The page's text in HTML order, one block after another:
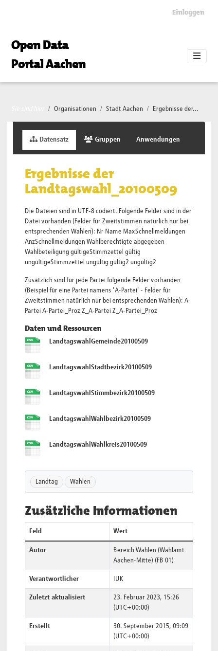
Einloggen
Open Data
Portal Aachen
Organisationen Stadt Aachen Ergebnisse der...
Datensatz Gruppen Anwendungen
Ergebnisse der
Landtagswahl_20100509
Die Dateien sind in UTF-8 codiert. Folgende Felder sind in der
Datei vorhanden (Felder für Zweitstimmen natürlich nur bei
entsprechenden Wahlen): Nr Name MaxSchnellmeldungen
AnzSchnellmeldungen Wahlberechtigte abgegeben
Wahlbeteiligung gültigeStimmzettel gültig
ungültigeStimmzettel ungültig gültig2 ungültig2
Zusätzlich sind für jede Partei folgende Felder vorhanden
(Beispiel für eine Partei namens 'A-Partei' - Felder für
Zweitstimmen natürlich nur bei entsprechenden Wahlen): A-
Partei A-Partei_Proz Z_A-Partei Z_A-Partei_Proz
Daten und Ressourcen
LandtagswahlGemeinde20100509
LandtagswahlStadtbezirk20100509
LandtagswahlStimmbezirk20100509
LandtagswahlWahlbezirk20100509
LandtagswahlWahlkreis20100509
Landtag Wahlen
Zusätzliche Informationen
Feld Wert
Autor
Bereich Wahlen (Wahlamt
Aachen-Mitte) (FB 01)
Verantwortlicher IUK
Zuletzt aktualisiert
23. Februar 2023, 15:26
(UTC+00:00)
Erstellt
30. September 2015, 09:09
(UTC+00:00)